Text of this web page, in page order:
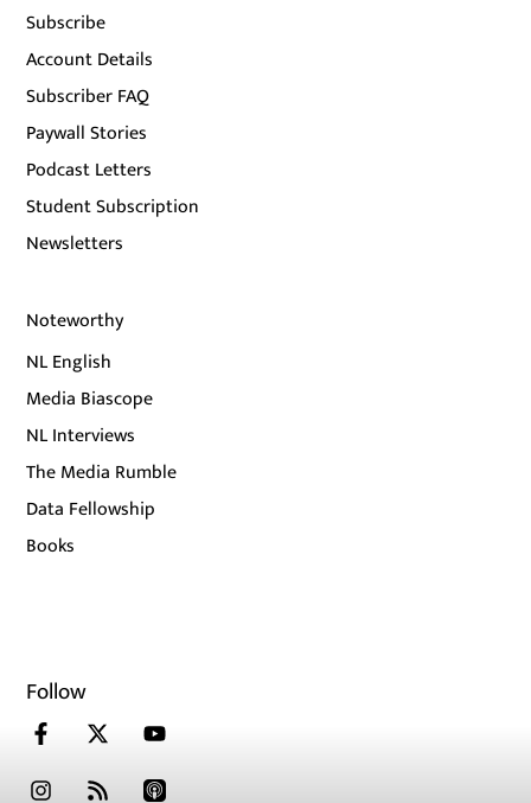
Subscribe
Account Details
Subscriber FAQ
Paywall Stories
Podcast Letters
Student Subscription
Newsletters
Noteworthy
NL English
Media Biascope
NL Interviews
The Media Rumble
Data Fellowship
Books
Follow